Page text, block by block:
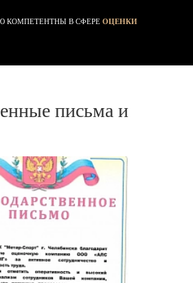
КОМПЕТЕНТНЫ В СФЕРЕ ОЦЕНКИ
письма и